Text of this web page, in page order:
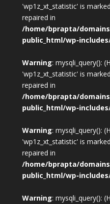
'wp1z_xt_statistic' is
repaired in
/home/bprapta/
public_html/wp-
Warning: mysqli_query():
'wp1z_xt_statistic' is
repaired in
/home/bprapta/
public_html/wp-
Warning: mysqli_query():
'wp1z_xt_statistic' is
repaired in
/home/bprapta/
public_html/wp-
Warning: mysqli_query():